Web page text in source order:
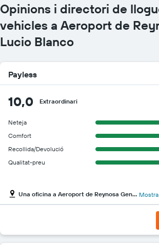
Opinions i directori de
vehicles a Aeroport de
Lucio Blanco
Payless
10,0 Extraordinari
Neteja
Comfort
Recollida/Devolució
Qualitat-preu
Una oficina a Aeroport de Reynosa Gen Lucio Blanco